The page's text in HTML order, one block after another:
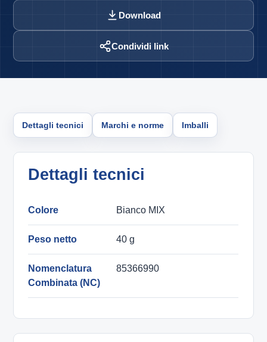
Download
Condividi link
Dettagli tecnici Marchi e norme Imballi
Dettagli tecnici
Colore Bianco MIX
Peso netto 40 g
Nomenclatura
Combinata (NC)
85366990